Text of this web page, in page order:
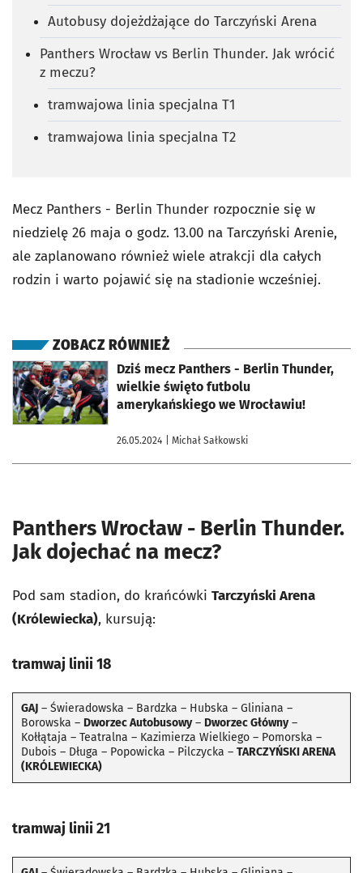
Autobusy dojeżdżające do Tarczyński Arena
Panthers Wrocław vs Berlin Thunder. Jak wrócić
z meczu?
tramwajowa linia specjalna T1
tramwajowa linia specjalna T2
Mecz Panthers - Berlin Thunder rozpocznie się w
niedzielę 26 maja o godz. 13.00 na Tarczyński Arenie,
ale zaplanowano również wiele atrakcji dla całych
rodzin i warto pojawić się na stadionie wcześniej.
ZOBACZ RÓWNIEŻ
Dziś mecz Panthers - Berlin Thunder,
wielkie święto futbolu
amerykańskiego we Wrocławiu!
26.05.2024 | Michał Sałkowski
otworzy się w nowej karcie
Panthers Wrocław - Berlin Thunder.
Jak dojechać na mecz?
Pod sam stadion, do krańcówki Tarczyński Arena
(Królewiecka), kursują:
tramwaj linii 18
GAJ – Świeradowska – Bardzka – Hubska – Gliniana –
Borowska – Dworzec Autobusowy– Dworzec Główny–
Kołłątaja – Teatralna – Kazimierza Wielkiego – Pomorska –
Dubois – Długa – Popowicka – Pilczycka – TARCZYŃSKI ARENA
(KRÓLEWIECKA)
tramwaj linii 21